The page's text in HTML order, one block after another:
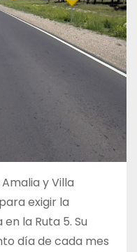
y Villa
exigir la
la Ruta 5. Su
día de cada mes